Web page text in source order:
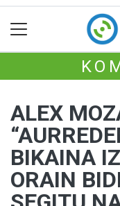
ALEX
BIKAINA
ORAIN